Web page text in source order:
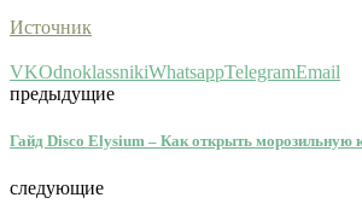
Источник
VKOdnoklassnikiWhatsappTelegramEmail
предыдущие
Гайд Disco Elysium – Как открыть морозильную
следующие